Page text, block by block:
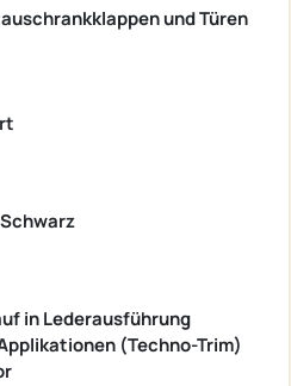
und Türen
in Lederausführung
(Techno-Trim)